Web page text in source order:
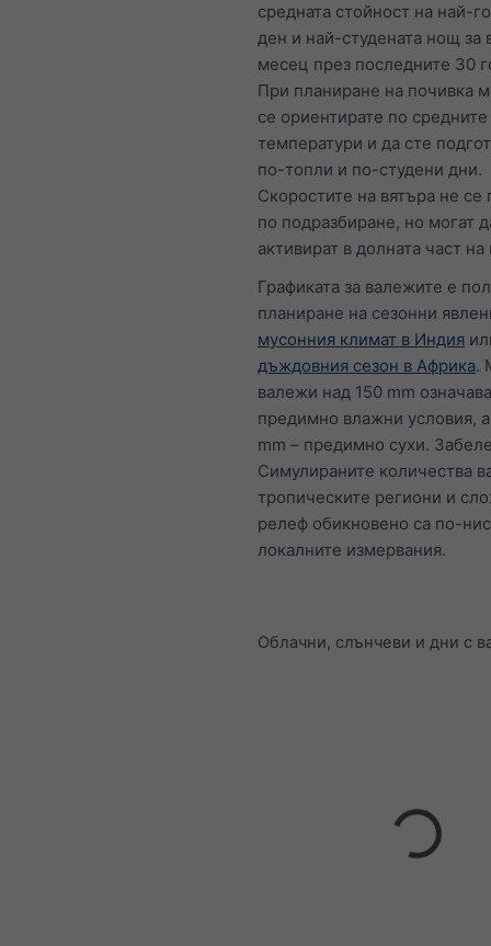
средната стойност на най-
ден и най-студената нощ за
месец през последните 30
При планиране на почивка
се ориентирате по средните
температури и да сте
по-топли и по-студени дни.
Скоростите на вятъра не се
по подразбиране, но могат
активират в долната част на
Графиката за валежите е
планиране на сезонни
мусонния климат в Индия
дъждовния сезон в Африка.
валежи над 150 mm
предимно влажни условия,
mm – предимно сухи.
Симулираните количества
тропическите региони и
релеф обикновено са по-
локалните измервания.
Облачни, слънчеви и дни с